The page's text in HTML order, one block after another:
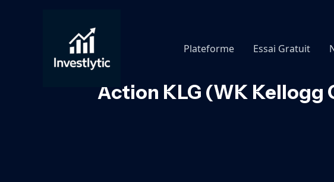
Plateforme
Essai Gratuit
Action KLG (WK Kellogg